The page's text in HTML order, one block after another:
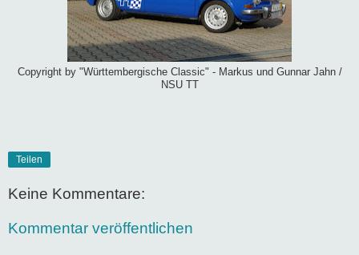
Copyright by "Württembergische Classic" - Markus und Gunnar Jahn /
NSU TT
Teilen
Keine Kommentare:
Kommentar veröffentlichen